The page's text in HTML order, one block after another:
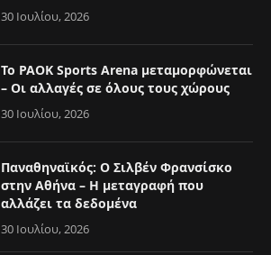
30 Ιουλίου, 2026
Το PAOK Sports Arena μεταμορφώνεται
– Οι αλλαγές σε όλους τους χώρους
30 Ιουλίου, 2026
Παναθηναϊκός: Ο Σιλβέν Φρανσίσκο
στην Αθήνα – Η μεταγραφή που
αλλάζει τα δεδομένα
30 Ιουλίου, 2026